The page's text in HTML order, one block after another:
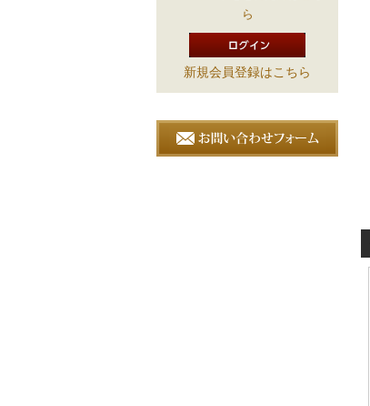
ら
新規会員登録はこちら